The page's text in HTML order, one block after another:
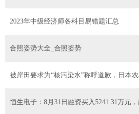
2023年中级经济师各科目易错题汇总
合照姿势大全_合照姿势
被岸田要求为“核污染水”称呼道歉，日本
恒生电子：8月31日融资买入5241.31万元